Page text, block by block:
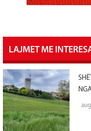
LAJMET ME